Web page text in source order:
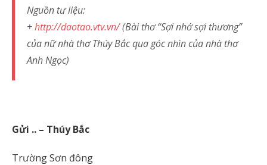
Nguồn tư liệu:
+http://daotao.vtv.vn/(Bài thơ “Sợi nhớ sợi thương”
của nữ nhà thơ Thúy Bắc qua góc nhìn của nhà thơ
Anh Ngọc)
Gửi .. – Thúy Bắc
Trường Sơn đông